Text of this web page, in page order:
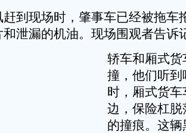
现场时，肇事车已经被拖车
泄漏的机油。现场围观者告诉
轿车和厢式
撞，他们听
时，厢式货
边，保险杠
的撞痕。这